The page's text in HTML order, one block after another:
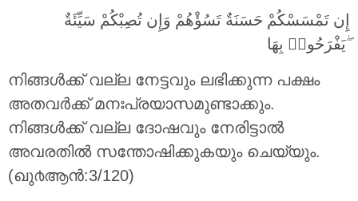
إِن تَمْسَسْكُمْ حَسَنَةٌ تَسُؤْهُمْ وَإِن تُصِبْكُمْ سَيِّئَةٌ
يَفْرَحُوا۟ بِهَا ۖ
നിങ്ങള്‍ക്ക് വല്ല നേട്ടവും ലഭിക്കുന്ന പക്ഷം
അതവര്‍ക്ക് മനഃപ്രയാസമുണ്ടാക്കും.
നിങ്ങള്‍ക്ക് വല്ല ദോഷവും നേരിട്ടാല്‍
അവരതില്‍ സന്തോഷിക്കുകയും ചെയ്യും.
(ഖു൪ആന്‍:3/120)